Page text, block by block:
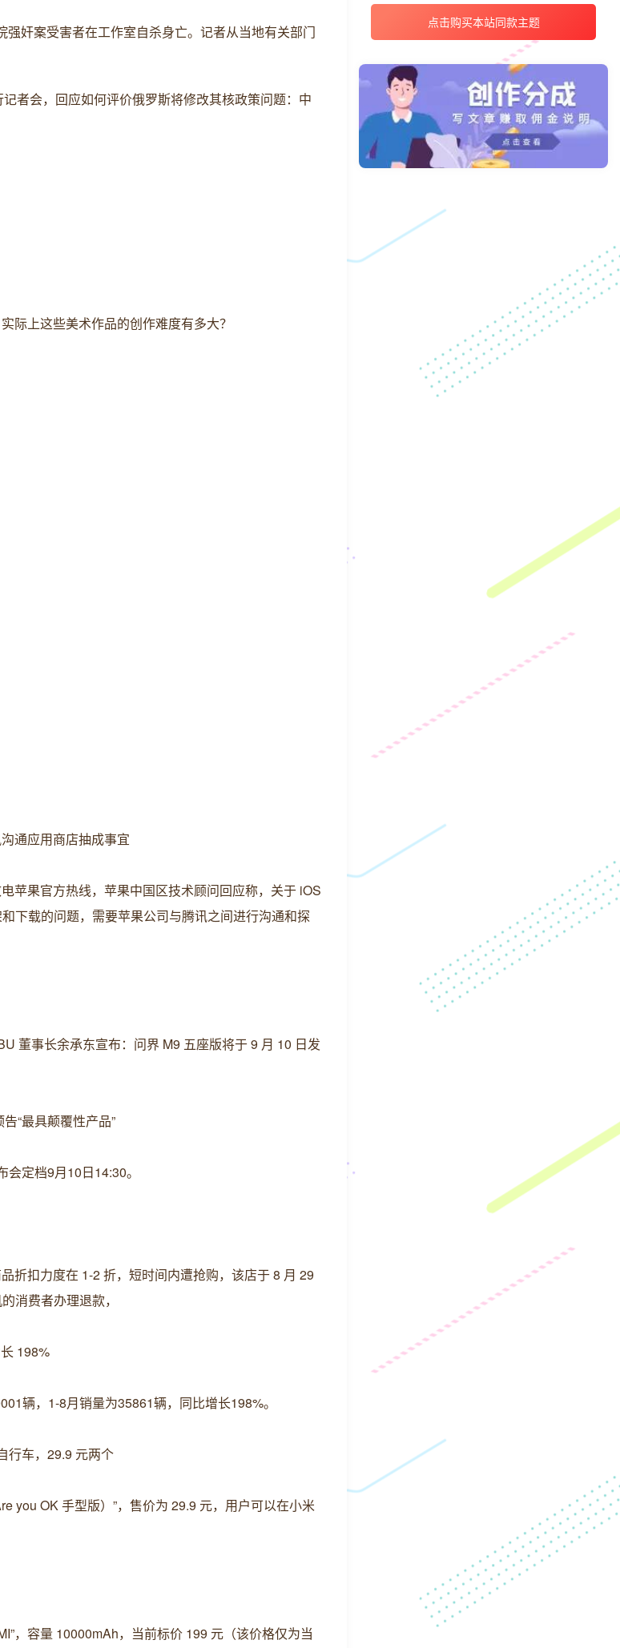
奸案受害者在工作室自杀身亡。记者从当地有关部门
者会，回应如何评价俄罗斯将修改其核政策问题：中
际上这些美术作品的创作难度有多大？
通应用商店抽成事宜
苹果官方热线，苹果中国区技术顾问回应称，关于 iOS
下载的问题，需要苹果公司与腾讯之间进行沟通和探
董事长余承东宣布：问界 M9 五座版将于 9 月 10 日发
“最具颠覆性产品”
定档9月10日14:30。
折扣力度在 1-2 折，短时间内遭抢购，该店于 8 月 29
消费者办理退款，
198%
辆，1-8月销量为35861辆，同比增长198%。
行车，29.9 元两个
you OK 手型版）”，售价为 29.9 元，用户可以在小米
，容量 10000mAh，当前标价 199 元（该价格仅为当
点击购买本站同款主题